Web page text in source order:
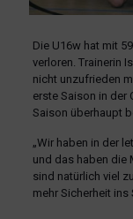
Die U16w hat mit
verloren. Trainerin
nicht unzufrieden
erste Saison in der
Saison überhaupt
„Wir haben in der
und das haben die
sind natürlich viel
mehr Sicherheit